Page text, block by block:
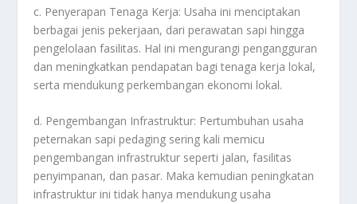
c. Penyerapan Tenaga Kerja: Usaha ini menciptakan
berbagai jenis pekerjaan, dari perawatan sapi hingga
pengelolaan fasilitas. Hal ini mengurangi pengangguran
dan meningkatkan pendapatan bagi tenaga kerja lokal,
serta mendukung perkembangan ekonomi lokal.
d. Pengembangan Infrastruktur: Pertumbuhan usaha
peternakan sapi pedaging sering kali memicu
pengembangan infrastruktur seperti jalan, fasilitas
penyimpanan, dan pasar. Maka kemudian peningkatan
infrastruktur ini tidak hanya mendukung usaha